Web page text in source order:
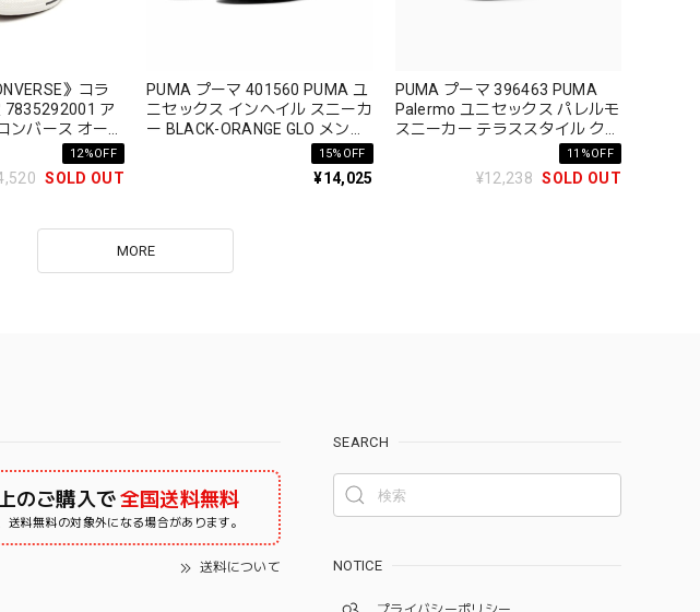
》コラ
7835292001 ア
ンバース オール
ハイ スニーカ
HI
12%OFF
SOLD OUT
PUMA プーマ 401560 PUMA ユ
ニセックス インへイル スニーカ
ー BLACK-ORANGE GLO メンズ
レディース エイサップ・ロッキ
15%OFF
¥14,025
PUMA プーマ 396463 PUMA
Palermo ユニセックス パレルモ
スニーカー テラススタイル クラ
11%OFF
¥12,238 SOLD OUT
MORE
のご購入で全国送料無料
送料無料の対象外になる場合があります。
送料について
SEARCH
NOTICE